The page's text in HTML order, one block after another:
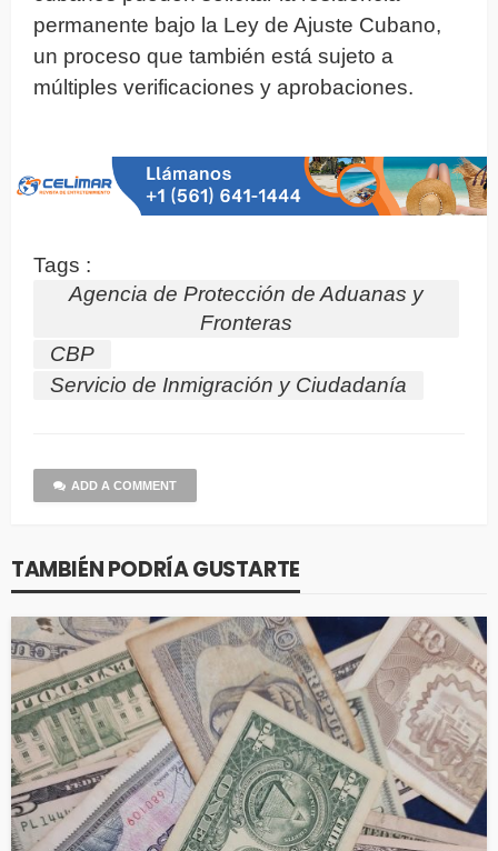
permanente bajo la Ley de Ajuste Cubano,
un proceso que también está sujeto a
múltiples verificaciones y aprobaciones.
Tags :
Agencia de Protección de Aduanas y
Fronteras
CBP
Servicio de Inmigración y Ciudadanía
ADD A COMMENT
TAMBIÉN PODRÍA GUSTARTE